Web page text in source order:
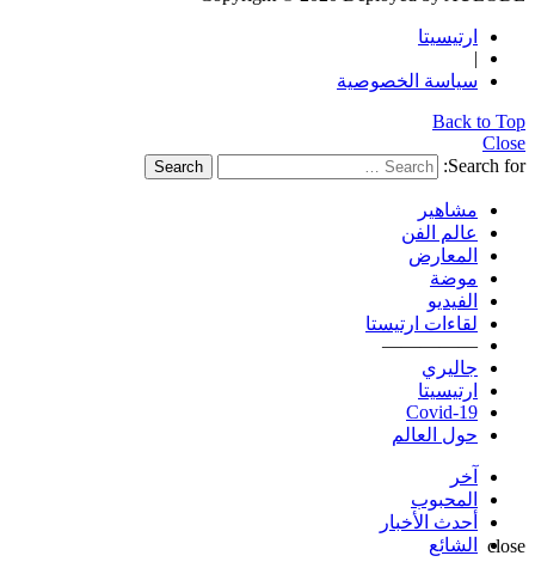
ارتيسيتا
|
سياسة الخصوصية
Back to Top
Close
Search for:
Search
مشاهير
عالم الفن
المعارض
موضة
الفيديو
لقاءات ارتيستا
—————
جاليري
ارتيسيتا
Covid-19
حول العالم
آخر
المحبوب
أحدث الأخبار
الشائع
close